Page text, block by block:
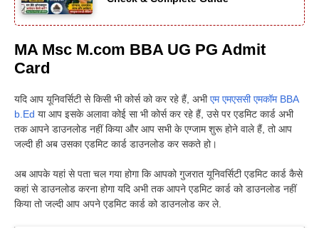
MA Msc M.com BBA UG PG Admit
Card
यदि आप यूनिवर्सिटी से किसी भी कोर्स को कर रहे हैं, अभीएम एमएससी एमकॉम BBA
b.Ed या आप इसके अलावा कोई सा भी कोर्स कर रहे हैं, उसे पर एडमिट कार्ड अभी
तक आपने डाउनलोड नहीं किया और आप सभी के एग्जाम शुरू होने वाले हैं, तो आप
जल्दी ही अब उसका एडमिट कार्ड डाउनलोड कर सकते हो।
अब आपके यहां से पता चल गया होगा कि आपको गुजरात यूनिवर्सिटी एडमिट कार्ड कैसे
कहां से डाउनलोड करना होगा यदि अभी तक आपने एडमिट कार्ड को डाउनलोड नहीं
किया तो जल्दी आप अपने एडमिट कार्ड को डाउनलोड कर ले.